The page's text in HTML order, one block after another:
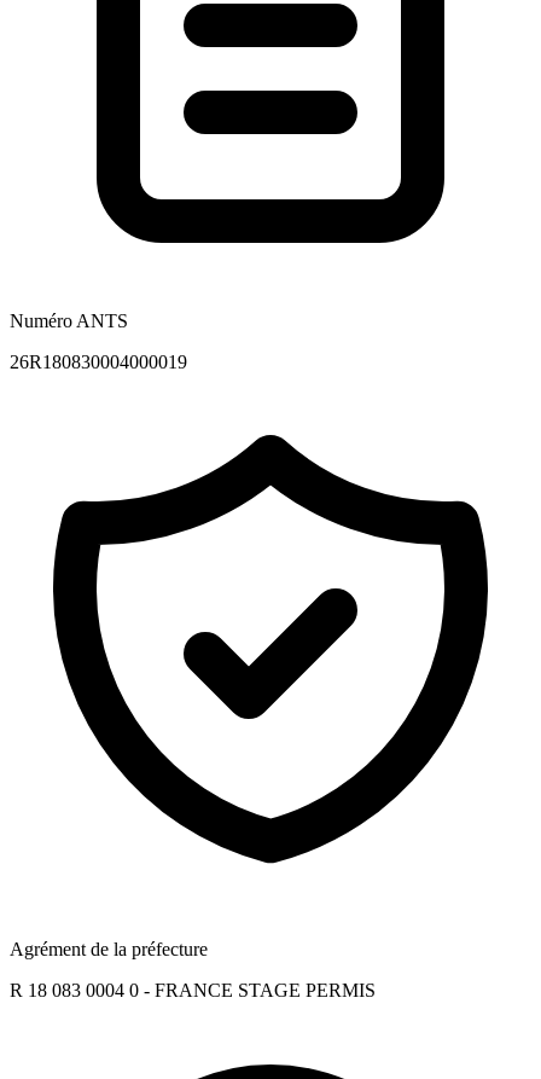
Numéro ANTS
26R180830004000019
Agrément de la préfecture
R 18 083 0004 0 - FRANCE STAGE PERMIS